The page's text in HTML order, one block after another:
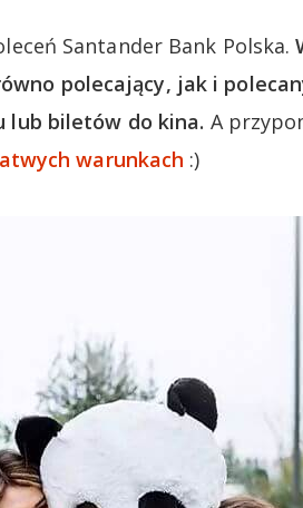
Santander Bank Polska.
polecający, jak i
lub biletów do kina. A
warunkach :)